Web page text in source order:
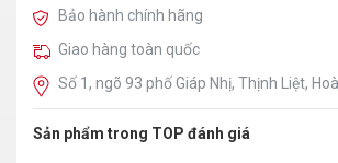
Bảo hành chính hãng
Giao hàng toàn quốc
Số 1, ngõ 93 phố Giáp Nhị, Thịnh Liệt,
Sản phẩm trong TOP đánh giá